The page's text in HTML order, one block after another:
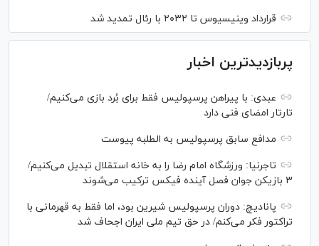
قرارداد وینیسیوس تا ۲۰۳۲ با رئال‌ تمدید شد
پربازدیدترین اخبار
عبدی: با پیراهن پرسپولیس فقط برای بُرد بازی می‌کنیم/
تارتار امضای فنی دارد
مدافع سابق پرسپولیس به الطلبه پیوست
تاجرنیا: ورزشگاه امام رضا را به خانه استقلال تبدیل می‌کنیم/
۳ بازیکن جوان فصل آینده فیکس ترکیب می‌شوند
پانادیچ: دوران پرسپولیس شیرین بود، اما فقط به قهرمانی با
تراکتور فکر می‌کنم/ در حق تیم ملی ایران اجحاف شد